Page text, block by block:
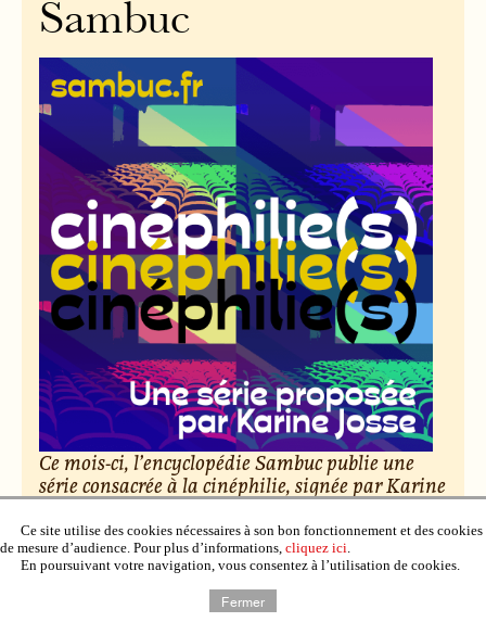
Sambuc
Ce mois-ci, l’encyclopédie Sambuc publie une
série consacrée à la cinéphilie, signée par Karine
Josse. Des salles obscures aux vidéo-clubs,
découvrez cent nuances d’amour du cinéma.
Le 6 février 2026, par Raphaël Deuff.
Lire l’article
Ce site utilise des cookies nécessaires à son bon fonctionnement et des cookies
de mesure d’audience. Pour plus d’informations, cliquez ici.
En poursuivant votre navigation, vous consentez à l’utilisation de cookies.
Fermer